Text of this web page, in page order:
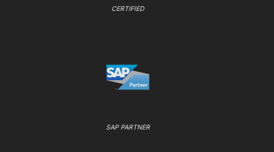
CERTIFIED
SAP PARTNER